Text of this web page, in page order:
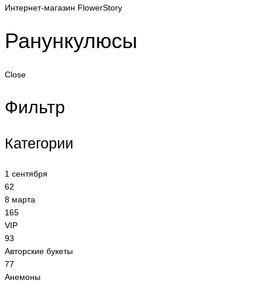
Интернет-магазин FlowerStory
Ранункулюсы
Close
Фильтр
Категории
1 сентября
62
8 марта
165
VIP
93
Авторские букеты
77
Анемоны